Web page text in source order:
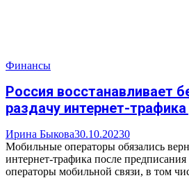
Финансы
Россия восстанавливает
раздачу интернет-
Ирина Быкова30.10.20230
Мобильные операторы обязались
интернет-трафика после
операторы мобильной связи, в том